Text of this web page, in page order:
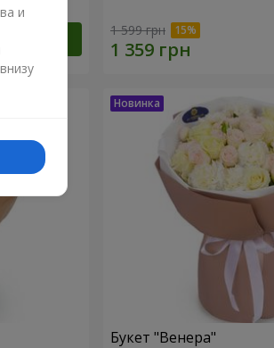
1 599 грн
Букет "Венера"
и